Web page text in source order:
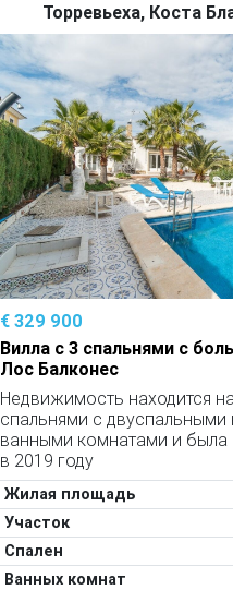
Торревьеха, Коста
€ 329 900
Вилла с 3 спальнями с
Лос Балконес
Недвижимость находится
спальнями с двуспальными
ванными комнатами и была
в 2019 году
Жилая площадь
Участок
Спален
Ванных комнат